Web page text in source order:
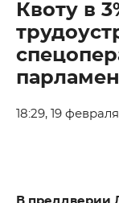
Квоту в
18:29, 19